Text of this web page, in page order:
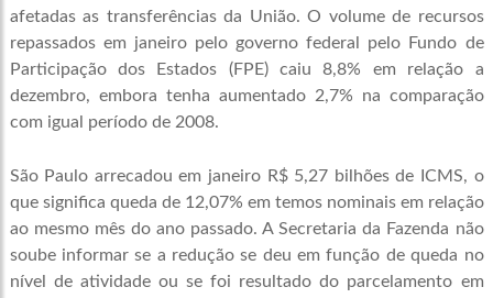
afetadas as transferências da União. O volume de recursos
repassados em janeiro pelo governo federal pelo Fundo de
Participação dos Estados (FPE) caiu 8,8% em relação a
dezembro, embora tenha aumentado 2,7% na comparação
com igual período de 2008.
São Paulo arrecadou em janeiro R$ 5,27 bilhões de ICMS, o
que significa queda de 12,07% em temos nominais em relação
ao mesmo mês do ano passado. A Secretaria da Fazenda não
soube informar se a redução se deu em função de queda no
nível de atividade ou se foi resultado do parcelamento em